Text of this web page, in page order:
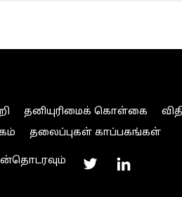
தனியுரிமைக் கொள்கை
தலைப்புகள் காப்பகங்கள்